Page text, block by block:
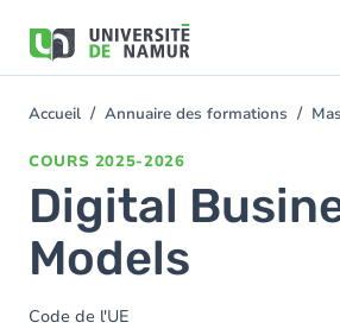
contenu
You
Accueil Annuaire des formations
COURS 2025-2026
Digital
Models
Code de l'UE